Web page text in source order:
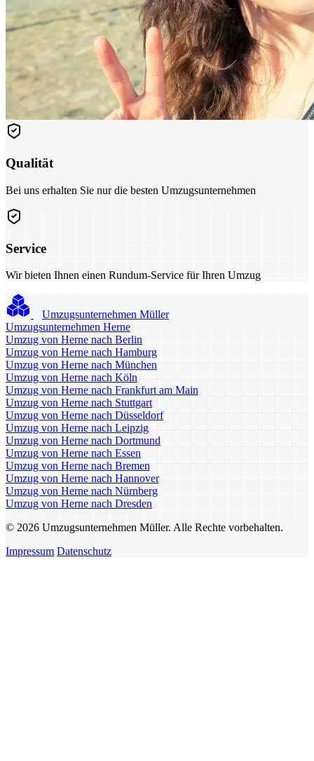
Qualität
Bei uns erhalten Sie nur die besten Umzugsunternehmen
Service
Wir bieten Ihnen einen Rundum-Service für Ihren Umzug
Umzugsunternehmen Müller
Umzugsunternehmen Herne
Umzug von Herne nach Berlin
Umzug von Herne nach Hamburg
Umzug von Herne nach München
Umzug von Herne nach Köln
Umzug von Herne nach Frankfurt am Main
Umzug von Herne nach Stuttgart
Umzug von Herne nach Düsseldorf
Umzug von Herne nach Leipzig
Umzug von Herne nach Dortmund
Umzug von Herne nach Essen
Umzug von Herne nach Bremen
Umzug von Herne nach Hannover
Umzug von Herne nach Nürnberg
Umzug von Herne nach Dresden
© 2026 Umzugsunternehmen Müller. Alle Rechte vorbehalten.
Impressum Datenschutz